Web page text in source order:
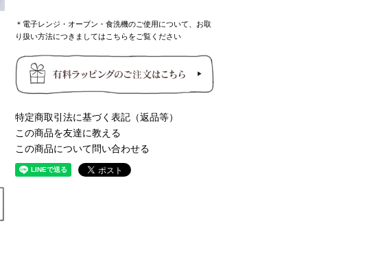
＊電子レンジ・オーブン・食洗機のご使用について、お取
り扱い方法につきましてはこちらをご覧ください
特定商取引法に基づく表記（返品等）
この商品を友達に教える
この商品について問い合わせる